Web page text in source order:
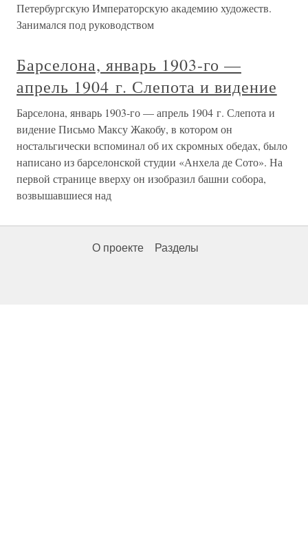
Петербургскую Императорскую академию художеств.
Занимался под руководством
Барселона, январь 1903-го —
апрель 1904 г. Слепота и видение
Барселона, январь 1903-го — апрель 1904 г. Слепота и
видение Письмо Максу Жакобу, в котором он
ностальгически вспоминал об их скромных обедах, было
написано из барселонской студии «Анхела де Сото». На
первой странице вверху он изобразил башни собора,
возвышавшиеся над
О проекте Разделы